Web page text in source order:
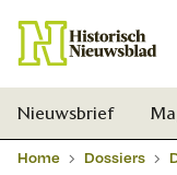
Nieuwsbrief
Home Dossiers